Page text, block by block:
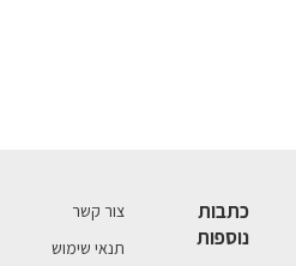
כתבות
נוספות
צור קשר
תנאי שימוש